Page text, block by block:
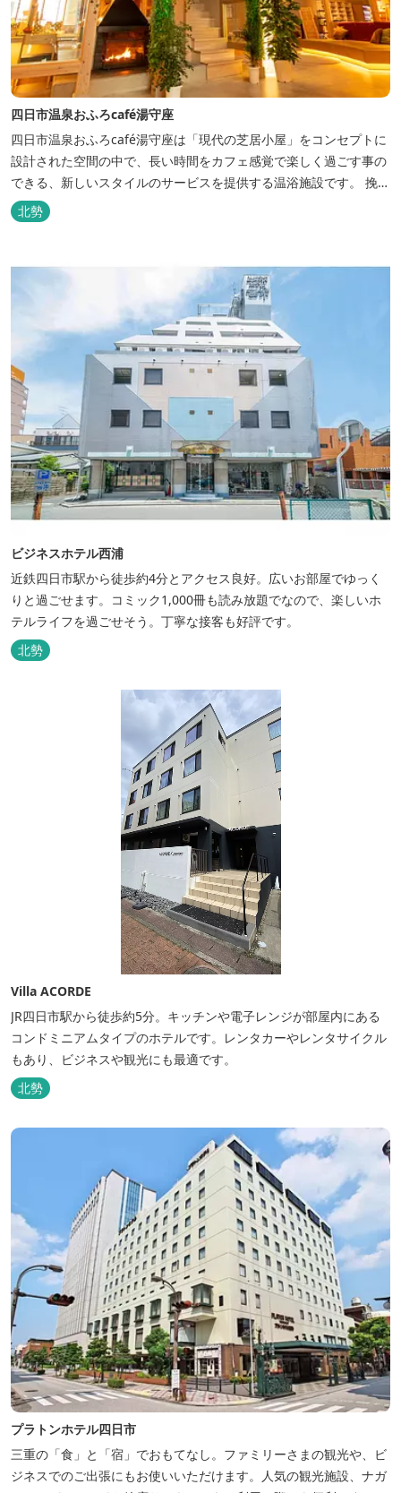
四日市温泉おふろcafé湯守座
四日市温泉おふろcafé湯守座は「現代の芝居小屋」をコンセプトに
設計された空間の中で、長い時間をカフェ感覚で楽しく過ごす事の
できる、新しいスタイルのサービスを提供する温浴施設です。 挽き
たてコーヒーやコミック、雑誌、マッサージチェア、Wi-Fiを無料
でご利用いただけます。
北勢
ビジネスホテル西浦
近鉄四日市駅から徒歩約4分とアクセス良好。広いお部屋でゆっく
りと過ごせます。コミック1,000冊も読み放題でなので、楽しいホ
テルライフを過ごせそう。丁寧な接客も好評です。
北勢
Villa ACORDE
JR四日市駅から徒歩約5分。キッチンや電子レンジが部屋内にある
コンドミニアムタイプのホテルです。レンタカーやレンタサイクル
もあり、ビジネスや観光にも最適です。
北勢
プラトンホテル四日市
三重の「食」と「宿」でおもてなし。ファミリーさまの観光や、ビ
ジネスでのご出張にもお使いいただけます。人気の観光施設、ナガ